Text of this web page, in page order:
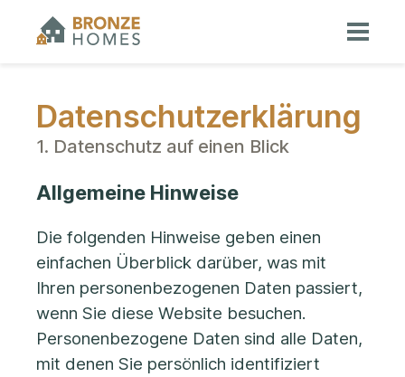
Datenschutz­erklärung
1. Datenschutz auf einen Blick
Allgemeine Hinweise
Die folgenden Hinweise geben einen
einfachen Überblick darüber, was mit
Ihren personenbezogenen Daten passiert,
wenn Sie diese Website besuchen.
Personenbezogene Daten sind alle Daten,
mit denen Sie persönlich identifiziert